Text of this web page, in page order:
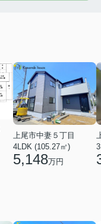
上尾市中妻５丁目
4LDK (105.27㎡)
5,148万円